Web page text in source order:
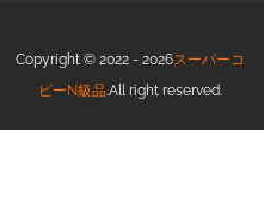
Copyright © 2022 - 2026スーパーコ
ピーN級品.All right reserved.